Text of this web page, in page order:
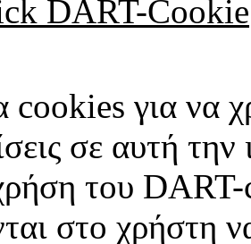
DART-Cookie
cookies για να
σε αυτή την
του DART-
στο χρήστη